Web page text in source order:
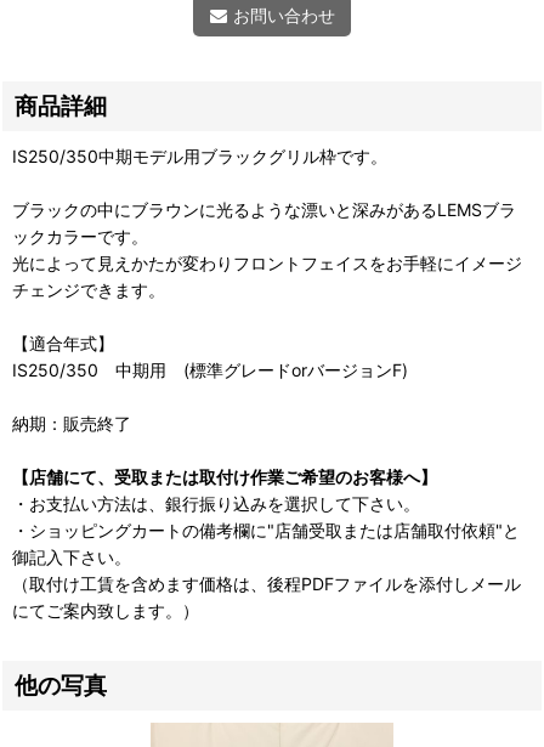
お問い合わせ
商品詳細
IS250/350中期モデル用ブラックグリル枠です。
ブラックの中にブラウンに光るような漂いと深みがあるLEMSブラ
ックカラーです。
光によって見えかたが変わりフロントフェイスをお手軽にイメージ
チェンジできます。
【適合年式】
IS250/350 中期用 (標準グレードorバージョンF)
納期：販売終了
【店舗にて、受取または取付け作業ご希望のお客様へ】
・お支払い方法は、銀行振り込みを選択して下さい。
・ショッピングカートの備考欄に"店舗受取または店舗取付依頼"と
御記入下さい。
（取付け工賃を含めます価格は、後程PDFファイルを添付しメール
にてご案内致します。）
他の写真